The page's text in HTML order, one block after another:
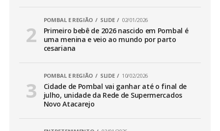
POMBAL E REGIÃO SLIDE 02/01/2026
Primeiro bebê de 2026 nascido em Pombal é
uma menina e veio ao mundo por parto
cesariana
POMBAL E REGIÃO SLIDE 10/02/2026
Cidade de Pombal vai ganhar até o final de
julho, unidade da Rede de Supermercados
Novo Atacarejo